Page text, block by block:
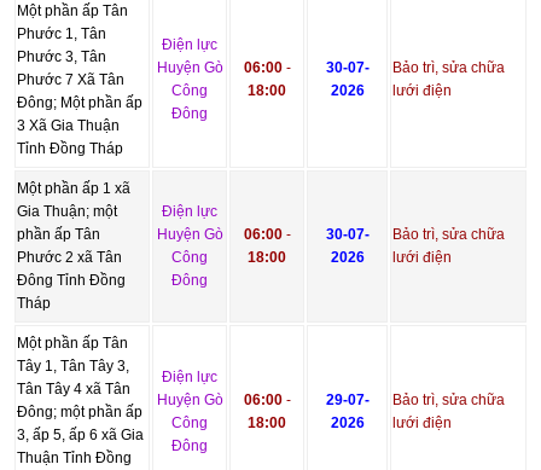
Một phần ấp Tân
Phước 1, Tân
Phước 3, Tân
Phước 7 Xã Tân
Đông; Một phần ấp
3 Xã Gia Thuận
Tỉnh Đồng Tháp
Điện lực
Huyện Gò
Công
Đông
06:00-
18:00
30-07-
2026
Bảo trì, sửa chữa
lưới điện
Một phần ấp 1 xã
Gia Thuận; một
phần ấp Tân
Phước 2 xã Tân
Đông Tỉnh Đồng
Tháp
Điện lực
Huyện Gò
Công
Đông
06:00-
18:00
30-07-
2026
Bảo trì, sửa chữa
lưới điện
Một phần ấp Tân
Tây 1, Tân Tây 3,
Tân Tây 4 xã Tân
Đông; một phần ấp
3, ấp 5, ấp 6 xã Gia
Thuận Tỉnh Đồng
Điện lực
Huyện Gò
Công
Đông
06:00-
18:00
29-07-
2026
Bảo trì, sửa chữa
lưới điện